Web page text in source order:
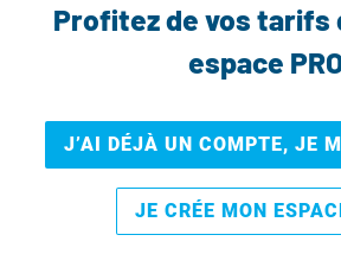
Profitez de vos tarifs
espace
J’AI DÉJÀ UN COMPTE, JE
JE CRÉE MON